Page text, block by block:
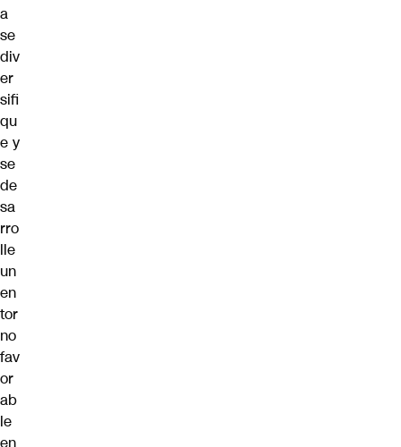
a
se
div
er
sifi
qu
e y
se
de
sa
rro
lle
un
en
tor
no
fav
or
ab
le
en